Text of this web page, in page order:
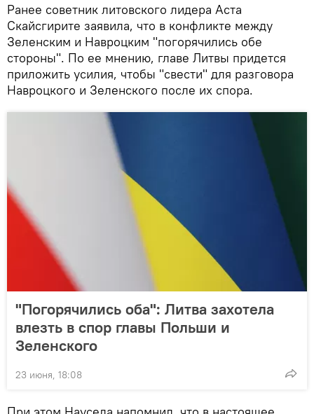
Ранее советник литовского лидера Аста
Скайсгирите заявила, что в конфликте между
Зеленским и Навроцким "погорячились обе
стороны". По ее мнению, главе Литвы придется
приложить усилия, чтобы "свести" для разговора
Навроцкого и Зеленского после их спора.
"Погорячились оба": Литва захотела
влезть в спор главы Польши и
Зеленского
23 июня, 18:08